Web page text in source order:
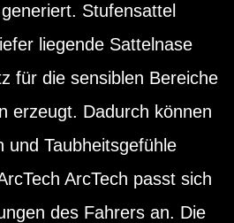
Stufensattel
liegende Sattelnase
für die sensiblen Bereiche
erzeugt. Dadurch können
und Taubheitsgefühle
ArcTech passt sich
des Fahrers an. Die